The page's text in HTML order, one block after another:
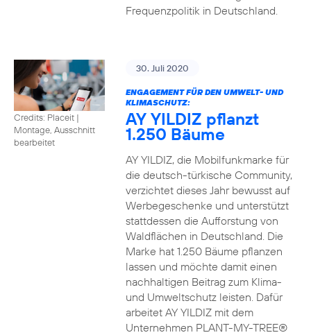
Frequenzpolitik in Deutschland.
Credits: Placeit |
Montage, Ausschnitt
bearbeitet
30. Juli 2020
ENGAGEMENT FÜR DEN UMWELT- UND
KLIMASCHUTZ:
AY YILDIZ pflanzt
1.250 Bäume
AY YILDIZ, die Mobilfunkmarke für
die deutsch-türkische Community,
verzichtet dieses Jahr bewusst auf
Werbegeschenke und unterstützt
stattdessen die Aufforstung von
Waldflächen in Deutschland. Die
Marke hat 1.250 Bäume pflanzen
lassen und möchte damit einen
nachhaltigen Beitrag zum Klima-
und Umweltschutz leisten. Dafür
arbeitet AY YILDIZ mit dem
Unternehmen PLANT-MY-TREE®